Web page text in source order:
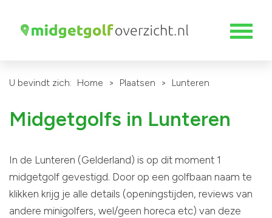
U bevindt zich: Home > Plaatsen > Lunteren
Midgetgolfs in Lunteren
In de Lunteren (Gelderland) is op dit moment 1
midgetgolf gevestigd. Door op een golfbaan naam te
klikken krijg je alle details (openingstijden, reviews van
andere minigolfers, wel/geen horeca etc) van deze